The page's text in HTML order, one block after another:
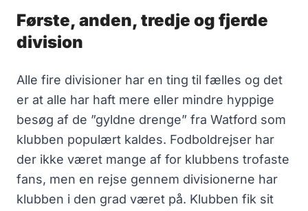
Første, anden, tredje og fjerde
division
Alle fire divisioner har en ting til fælles og det
er at alle har haft mere eller mindre hyppige
besøg af de ”gyldne drenge” fra Watford som
klubben populært kaldes. Fodboldrejser har
der ikke været mange af for klubbens trofaste
fans, men en rejse gennem divisionerne har
klubben i den grad været på. Klubben fik sit